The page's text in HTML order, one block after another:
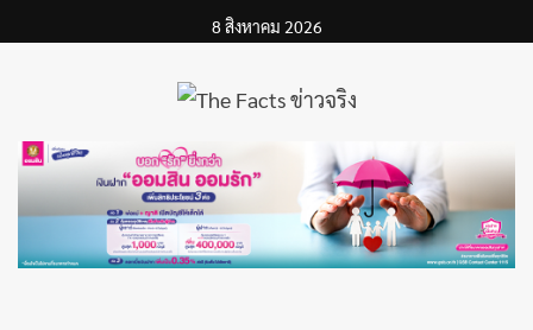
to
8 สิงหาคม 2026